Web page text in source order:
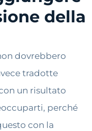
della
dovrebbero
tradotte
un risultato
perché
con la